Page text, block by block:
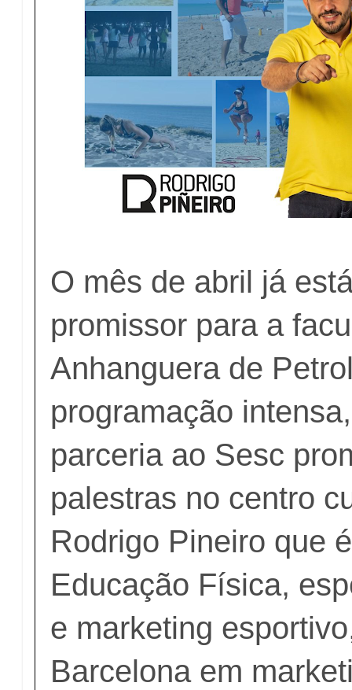
O mês de abril já
promissor para a
Anhanguera de
programação
parceria ao Sesc
palestras no centro
Rodrigo Pineiro que
Educação Física,
e marketing
Barcelona em